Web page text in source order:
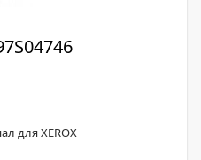
для XEROX